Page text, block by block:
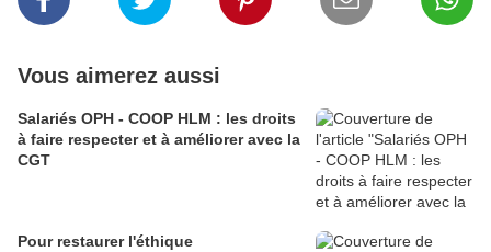
Vous aimerez aussi
Salariés OPH - COOP HLM : les droits
à faire respecter et à améliorer avec la
CGT
Pour restaurer l'éthique